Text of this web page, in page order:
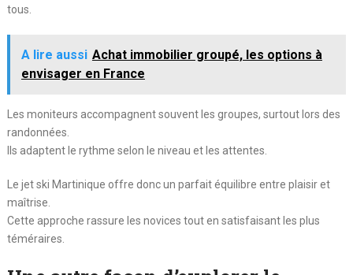
tous.
A lire aussi Achat immobilier groupé, les options à
envisager en France
Les moniteurs accompagnent souvent les groupes, surtout lors des
randonnées.
Ils adaptent le rythme selon le niveau et les attentes.
Le jet ski Martinique offre donc un parfait équilibre entre plaisir et
maîtrise.
Cette approche rassure les novices tout en satisfaisant les plus
téméraires.